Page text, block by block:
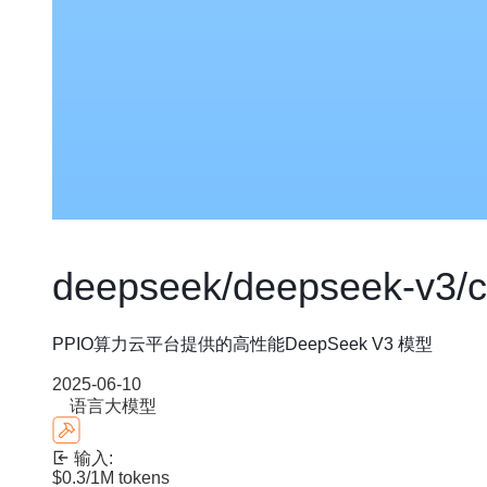
deepseek/deepseek-v3/
PPIO算力云平台提供的高性能DeepSeek V3 模型
2025-06-10
语言大模型
输入:
$0.3/1M tokens